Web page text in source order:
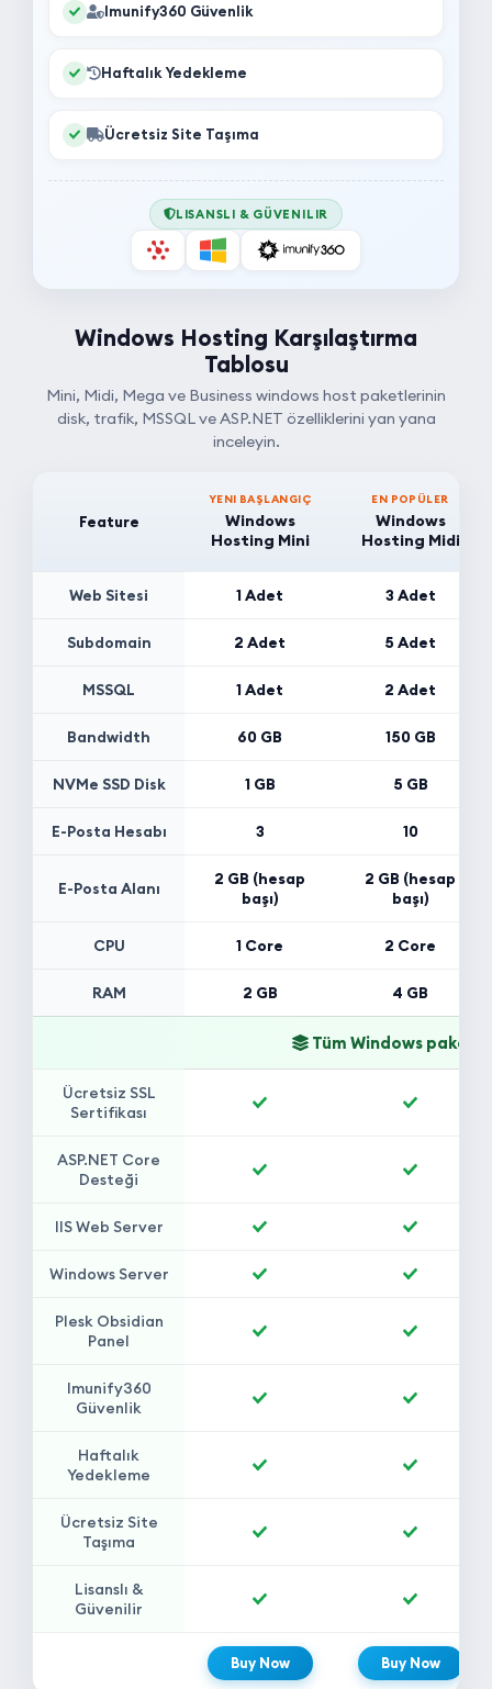
Imunify360 Güvenlik
Haftalık Yedekleme
Ücretsiz Site Taşıma
LISANSLI & GÜVENILIR
Windows Hosting Karşılaştırma
Tablosu
Mini, Midi, Mega ve Business windows host paketlerinin
disk, trafik, MSSQL ve ASP.NET özelliklerini yan yana
inceleyin.
Feature
YENI BAŞLANGIÇ
Windows
Hosting Mini
EN POPÜLER
Windows
Hosting Midi
Web Sitesi 1 Adet 3 Adet
Subdomain 2 Adet 5 Adet
MSSQL 1 Adet 2 Adet
Bandwidth 60 GB 150 GB
NVMe SSD Disk 1 GB 5 GB
E-Posta Hesabı 3 10
E-Posta Alanı
2 GB (hesap
başı)
2 GB (hesap
başı)
CPU 1 Core 2 Core
RAM 2 GB 4 GB
Tüm Windows
Ücretsiz SSL
Sertifikası
Included Included
ASP.NET Core
Desteği
Included Included
IIS Web Server Included Included
Windows Server Included Included
Plesk Obsidian
Panel
Included Included
Imunify360
Güvenlik
Included Included
Haftalık
Yedekleme
Included Included
Ücretsiz Site
Taşıma
Included Included
Lisanslı &
Güvenilir
Buy Now Buy Now